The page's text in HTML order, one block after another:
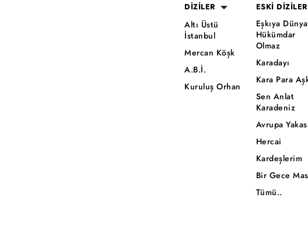
DİZİLER
Altı Üstü
İstanbul
Mercan Köşk
A.B.İ.
Kuruluş Orhan
ESKİ DİZİLER
Eşkıya
Hükümdar
Olmaz
Karadayı
Kara Para
Sen Anlat
Karadeniz
Avrupa
Hercai
Kardeşlerim
Bir Gece
Tümü..